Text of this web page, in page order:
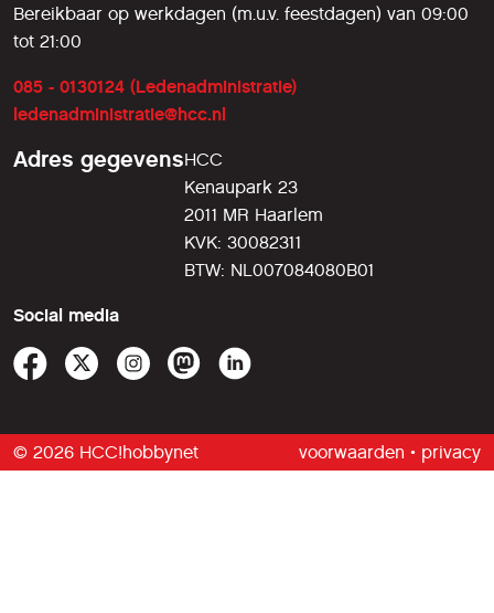
Bereikbaar op werkdagen (m.u.v. feestdagen) van 09:00
tot 21:00
085 - 0130124 (Ledenadministratie)
ledenadministratie@hcc.nl
Adres gegevensHCC
Kenaupark 23
2011 MR Haarlem
KVK: 30082311
BTW: NL007084080B01
Social media
© 2026 HCC!hobbynet voorwaarden • privacy